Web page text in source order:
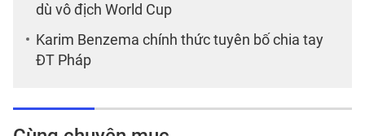
dù vô địch World Cup
Karim Benzema chính thức tuyên bố chia tay
ĐT Pháp